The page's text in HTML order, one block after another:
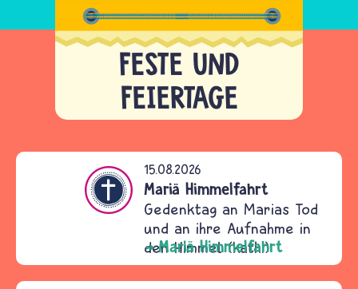
15.08.2026
Mariä Himmelfahrt
Gedenktag an Marias Tod
und an ihre Aufnahme in
den Himmel (kath.)
Mariä Himmelfahrt